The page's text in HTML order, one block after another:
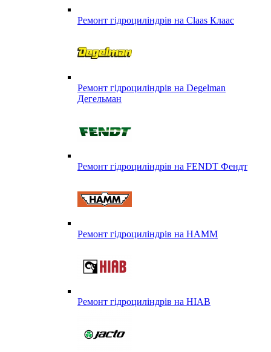
Ремонт гідроциліндрів на Claas Клаас
Ремонт гідроциліндрів на Degelman
Дегельман
Ремонт гідроциліндрів на FENDT Фендт
Ремонт гідроциліндрів на HAMM
Ремонт гідроциліндрів на HIAB